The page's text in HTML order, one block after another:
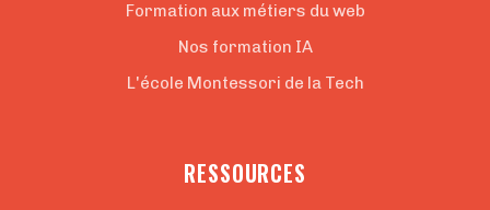
Formation aux métiers du web
Nos formation IA
L'école Montessori de la Tech
RESSOURCES